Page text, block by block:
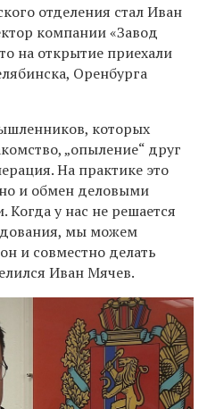
отделения стал Иван
компании «Завод
на открытие приехали
Оренбурга
которых
„опыление“ друг
На практике это
и обмен деловыми
Когда у нас не решается
мы можем
и совместно делать
Иван Мячев.